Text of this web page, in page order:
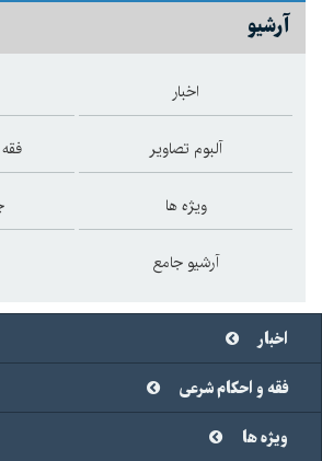
آرشیو
اخبار
آلبوم تصاویر
ویژه ها
آرشیو جامع
اخبار
فقه و احکام شرعی
ویژه ها